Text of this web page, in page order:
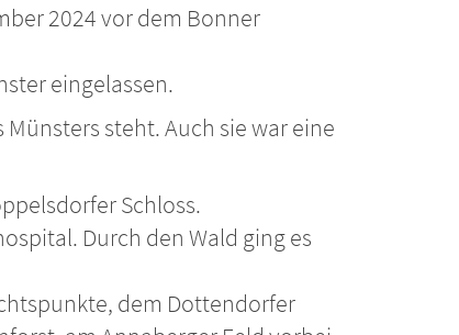
2024 vor dem Bonner
eingelassen.
steht. Auch sie war eine
Schloss.
Durch den Wald ging es
dem Dottendorfer